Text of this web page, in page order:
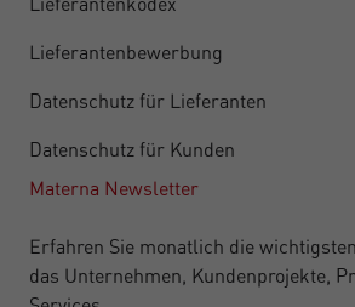
Lieferantenbewerbung
Datenschutz für Lieferanten
Datenschutz für Kunden
Materna Newsletter
Erfahren Sie monatlich die
das Unternehmen, Kundenprojekte,